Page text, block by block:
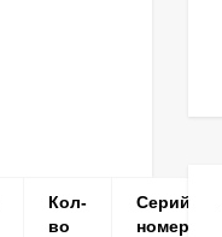
Кол-
во
Серийные
номера